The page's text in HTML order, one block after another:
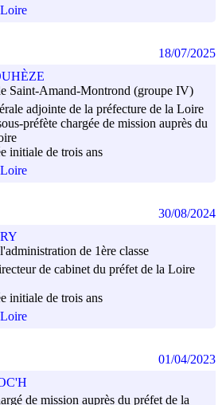
Saint-Amand-Montrond (groupe IV)
adjointe de la préfecture de la Loire
préfète chargée de mission auprès du
initiale de trois ans
18/07/2025
de 1ère classe
de cabinet du préfet de la Loire
initiale de trois ans
30/08/2024
de mission auprès du préfet de la
01/04/2023